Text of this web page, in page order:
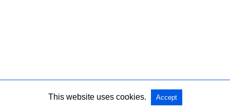
This website uses cookies. Accept